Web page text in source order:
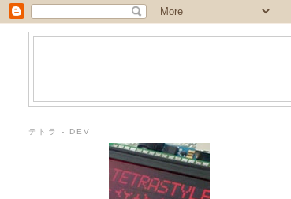
テトラ - DEV